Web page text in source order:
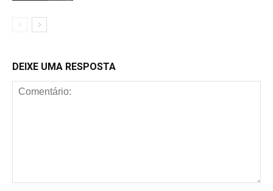
DEIXE UMA RESPOSTA